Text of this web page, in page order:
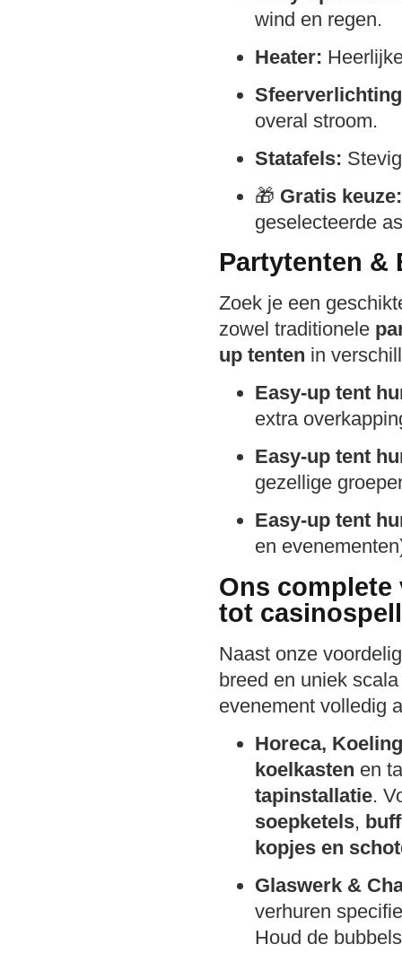
wind en regen.
Heater:
overal stroom.
Statafels:
🎁 Gratis keuze:
geselecteerde
Partytenten &
Zoek je een
zowel traditionele
up tenten in
Easy-up tent
extra
Easy-up tent
gezellige
Easy-up tent
en
Ons
tot
Naast onze
breed en uniek
evenement volledig
Horeca,
koelkasten en
tapinstallatie.
soepketels,
kopjes en
Glaswerk &
verhuren
Houd de